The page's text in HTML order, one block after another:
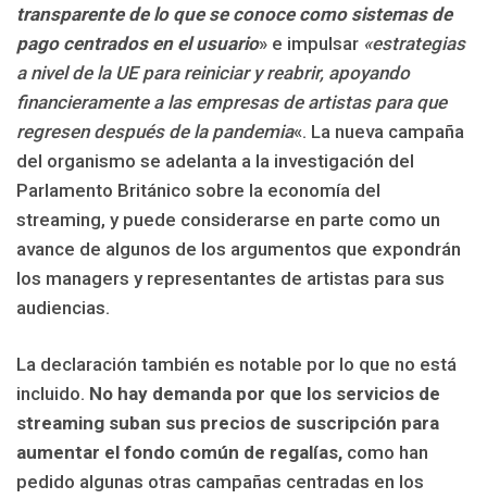
transparente de lo que se conoce como sistemas de
pago centrados en el usuario» e impulsar «estrategias
a nivel de la UE para reiniciar y reabrir, apoyando
financieramente a las empresas de artistas para que
regresen después de la pandemia«. La nueva campaña
del organismo se adelanta a la investigación del
Parlamento Británico sobre la economía del
streaming, y puede considerarse en parte como un
avance de algunos de los argumentos que expondrán
los managers y representantes de artistas para sus
audiencias.
La declaración también es notable por lo que no está
incluido. No hay demanda por que los servicios de
streaming suban sus precios de suscripción para
aumentar el fondo común de regalías, como han
pedido algunas otras campañas centradas en los